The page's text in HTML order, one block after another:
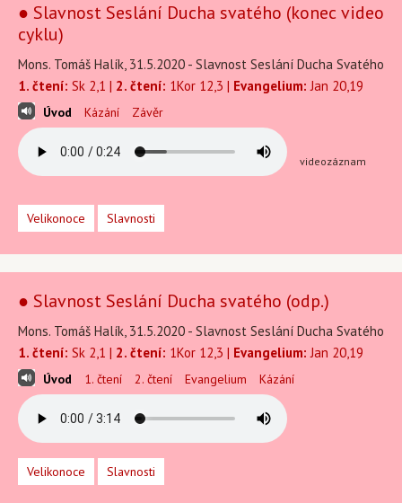
● Slavnost Seslání Ducha svatého (konec video
cyklu)
Mons. Tomáš Halík, 31.5.2020 - Slavnost Seslání Ducha Svatého
1. čtení: Sk 2,1 | 2. čtení: 1Kor 12,3 | Evangelium: Jan 20,19
Úvod Kázání Závěr
videozáznam
Velikonoce Slavnosti
● Slavnost Seslání Ducha svatého (odp.)
Mons. Tomáš Halík, 31.5.2020 - Slavnost Seslání Ducha Svatého
1. čtení: Sk 2,1 | 2. čtení: 1Kor 12,3 | Evangelium: Jan 20,19
Úvod 1. čtení 2. čtení Evangelium Kázání
Velikonoce Slavnosti